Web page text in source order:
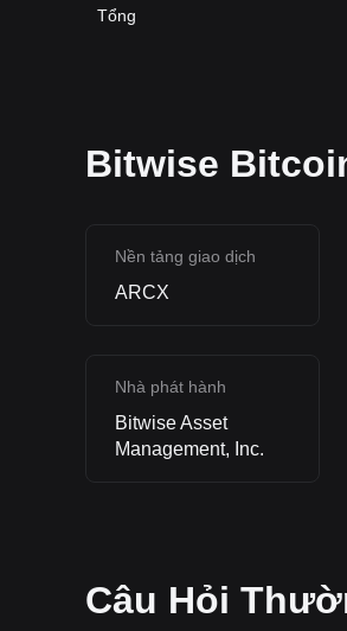
Tổng
Bitwise
Nền tảng giao dịch
ARCX
Nhà phát hành
Bitwise Asset
Management, Inc.
Câu Hỏi